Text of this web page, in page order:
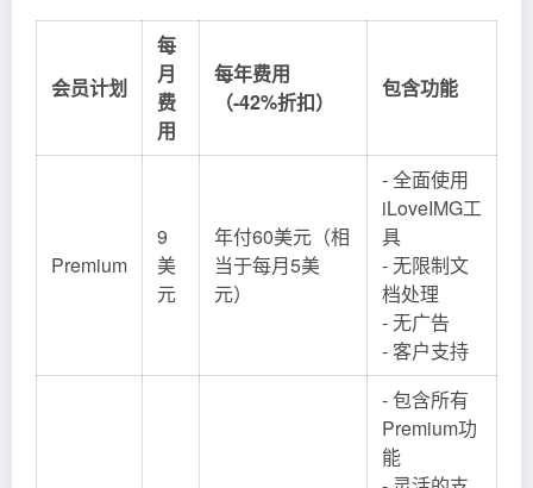
会员计划
每
月
费
用
每年费用
（-42%折扣）
包含功能
Premium
9
美
元
年付60美元（相
当于每月5美
元）
- 全面使用
iLoveIMG工
具
- 无限制文
档处理
- 无广告
- 客户支持
- 包含所有
Premium功
能